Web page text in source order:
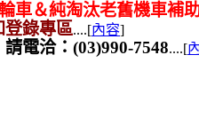
車＆純淘汰老舊機車補
登錄專區....[內容]
電洽：(03)990-7548....[